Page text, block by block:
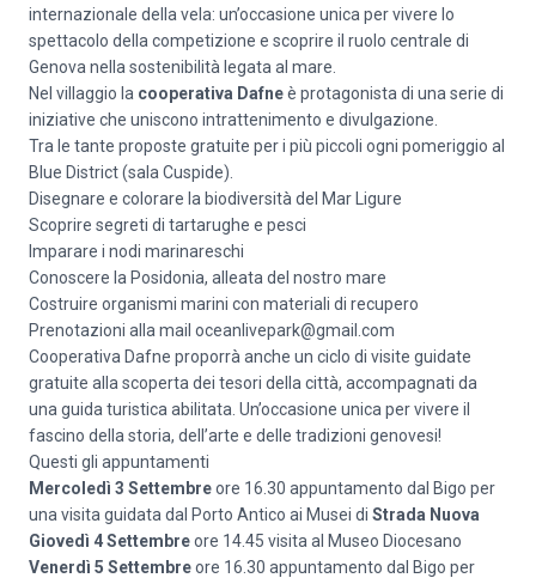
internazionale della vela: un’occasione unica per vivere lo
spettacolo della competizione e scoprire il ruolo centrale di
Genova nella sostenibilità legata al mare.
Nel villaggio la cooperativa Dafneè protagonista di una serie di
iniziative che uniscono intrattenimento e divulgazione.
Tra le tante proposte gratuite per i più piccoli ogni pomeriggio al
Blue District (sala Cuspide).
Disegnare e colorare la biodiversità del Mar Ligure
Scoprire segreti di tartarughe e pesci
Imparare i nodi marinareschi
Conoscere la Posidonia, alleata del nostro mare
Costruire organismi marini con materiali di recupero
Prenotazioni alla mail oceanlivepark@gmail.com
Cooperativa Dafne proporrà anche un ciclo di visite guidate
gratuite alla scoperta dei tesori della città, accompagnati da
una guida turistica abilitata. Un’occasione unica per vivere il
fascino della storia, dell’arte e delle tradizioni genovesi!
Questi gli appuntamenti
Mercoledì 3 Settembreore 16.30 appuntamento dal Bigo per
una visita guidata dal Porto Antico ai Musei di Strada Nuova
Giovedì 4 Settembreore 14.45 visita al Museo Diocesano
Venerdì 5 Settembreore 16.30 appuntamento dal Bigo per